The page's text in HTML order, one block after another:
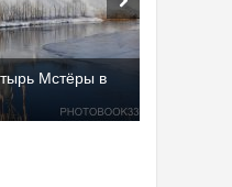
Мстёры в